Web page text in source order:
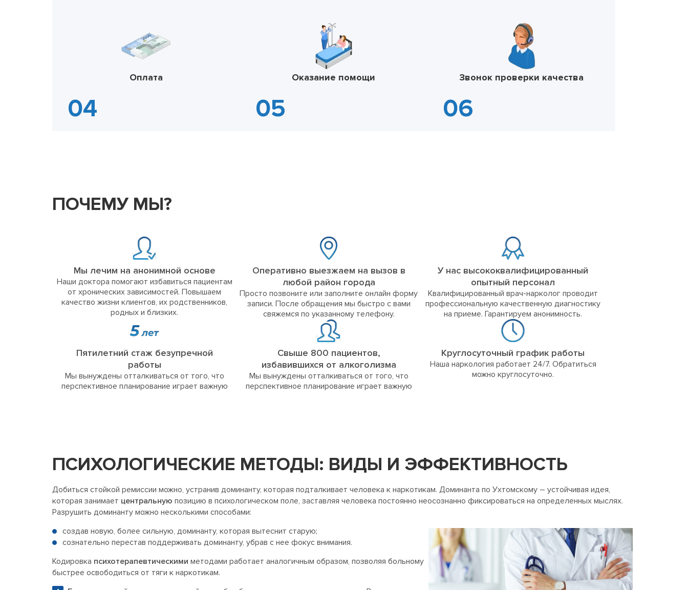
Оплата Оказание помощи Звонок проверки качества
ПОЧЕМУ МЫ?
Мы лечим на анонимной основе
Наши доктора помогают избавиться пациентам
от хронических зависимостей. Повышаем
качество жизни клиентов, их родственников,
родных и близких.
Оперативно выезжаем на вызов в
любой район города
Просто позвоните или заполните онлайн форму
записи. После обращения мы быстро с вами
свяжемся по указанному телефону.
У нас высококвалифицированный
опытный персонал
Квалифицированный врач-нарколог проводит
профессиональную качественную диагностику
на приеме. Гарантируем анонимность.
Пятилетний стаж безупречной
работы
Мы вынуждены отталкиваться от того, что
перспективное планирование играет важную
Свыше 800 пациентов,
избавившихся от алкоголизма
Мы вынуждены отталкиваться от того, что
перспективное планирование играет важную
Круглосуточный график работы
Наша наркология работает 24/7. Обратиться
можно круглосуточно.
ПСИХОЛОГИЧЕСКИЕ МЕТОДЫ: ВИДЫ И ЭФФЕКТИВНОСТЬ
Добиться стойкой ремиссии можно, устранив доминанту, которая подталкивает человека к наркотикам. Доминанта по Ухтомскому – устойчивая идея,
которая занимает центральную позицию в психологическом поле, заставляя человека постоянно неосознанно фиксироваться на определенных мыслях.
Разрушить доминанту можно несколькими способами:
создав новую, более сильную, доминанту, которая вытеснит старую;
сознательно перестав поддерживать доминанту, убрав с нее фокус внимания.
Кодировка психотерапевтическими методами работает аналогичным образом, позволяя больному
быстрее освободиться от тяги к наркотикам.